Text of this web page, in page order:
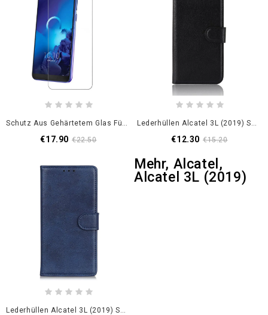
Schutz Aus Gehärtetem Glas Für Den Alcatel 3L (2019) Bildschirm
€17.90 €22.50
Lederhüllen Alcatel 3L (2019) Schwarz Klassisch
€12.30 €15.20
Lederhüllen Alcatel 3L (2019) Schwarz Retro-Mattledereffekt
Mehr, Alcatel,
Alcatel 3L (2019)